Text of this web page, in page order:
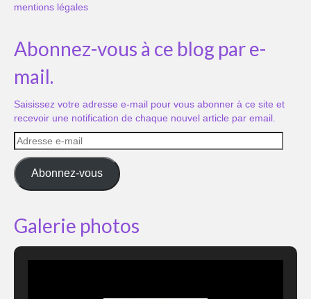
mentions légales
Abonnez-vous à ce blog par e-
mail.
Saisissez votre adresse e-mail pour vous abonner à ce site et
recevoir une notification de chaque nouvel article par email.
Adresse
e-
mail
Abonnez-vous
Galerie photos